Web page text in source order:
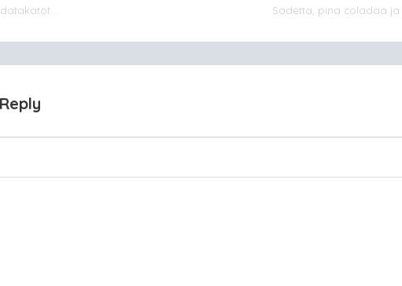
Sadetta, pina coladaa